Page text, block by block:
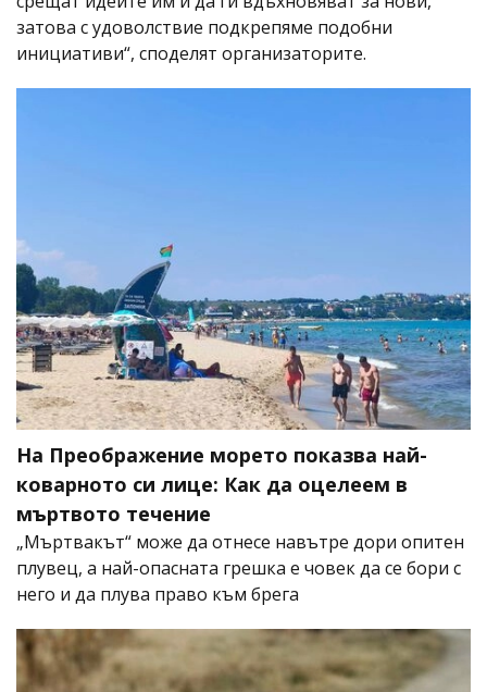
затова с удоволствие подкрепяме подобни
инициативи“, споделят организаторите.
На Преображение морето показва най-
коварното си лице: Как да оцелеем в
мъртвото течение
„Мъртвакът“ може да отнесе навътре дори опитен
плувец, а най-опасната грешка е човек да се бори с
него и да плува право към брега